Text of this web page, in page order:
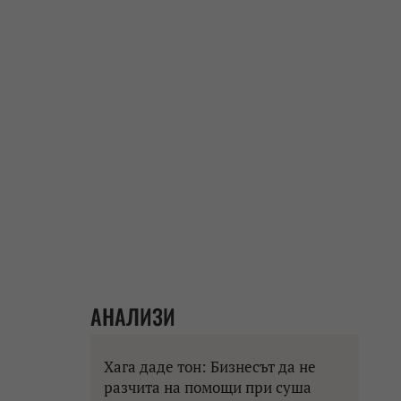
АНАЛИЗИ
Хага даде тон: Бизнесът да не
разчита на помощи при суша